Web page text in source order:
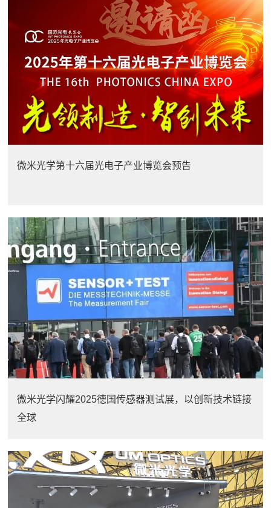
微米光学第十六届光电子产业博览会预告
微米光学闪耀2025德国传感器测试展，以创新技术链接
全球